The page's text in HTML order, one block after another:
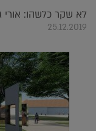
לא שקר כלשהו: אורי
25.12.2019